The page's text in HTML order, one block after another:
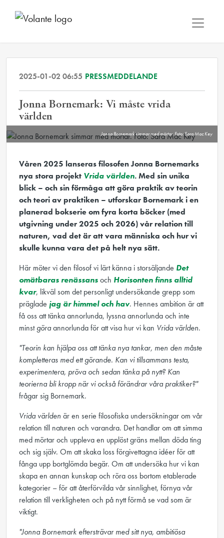
2025-01-02 06:55 PRESSMEDDELANDE
Jonna Bornemark: Vi måste vrida
världen
Jonna Bornemark simmar med mörtar. Foto: Sara Mac Key
Våren 2025 lanseras filosofen Jonna Bornemarks
nya stora projekt Vrida världen. Med sin unika
blick – och sin förmåga att göra praktik av teorin
och teori av praktiken – utforskar Bornemark i en
planerad bokserie om fyra korta böcker (med
utgivning under 2025 och 2026) vår relation till
naturen, vad det är att vara människa och hur vi
skulle kunna vara det på helt nya sätt.
Här möter vi den filosof vi lärt känna i storsäljande Det
omätbaras renässansoch Horisonten finns alltid
kvar, likväl som det personligt undersökande grepp som
präglade jag är himmel och hav. Hennes ambition är att
få oss att tänka annorlunda, lyssna annorlunda och inte
minstgöraannorlunda för att visa hur vi kan Vrida världen.
"Teorin kan hjälpa oss att tänka nya tankar, men den måste
kompletteras med ett görande. Kan vi tillsammans testa,
experimentera, pröva och sedan tänka på nytt? Kan
teorierna bli kropp när vi också förändrar våra praktiker?"
frågar sig Bornemark.
Vrida världen är en serie filosofiska undersökningar om vår
relation till naturen och varandra. Det handlar om att simma
med mörtar och uppleva en upplöst gräns mellan döda ting
och sig själv. Om att skaka loss förgivettagna idéer för att
fånga upp bortglömda begär. Om att undersöka hur vi kan
skapa en annan kunskap och röra oss bortom etablerade
kategorier – för att återförvilda vår sinnlighet, förnya vår
relation till verkligheten och på nytt förmå se vad som är
viktigt.
"Jonna Bornemark eftersträvar med sitt nya, ambitiösa